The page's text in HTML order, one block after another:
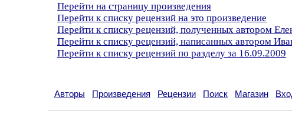
Перейти на страницу произведения
Перейти к списку рецензий на это произведение
Перейти к списку рецензий, полученных автором
Перейти к списку рецензий, написанных автором
Перейти к списку рецензий по разделу за 16.09.2009
Авторы Произведения Рецензии Поиск Магазин